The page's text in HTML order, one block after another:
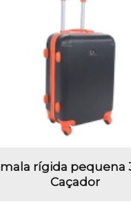
mala rígida pequena
Caçador